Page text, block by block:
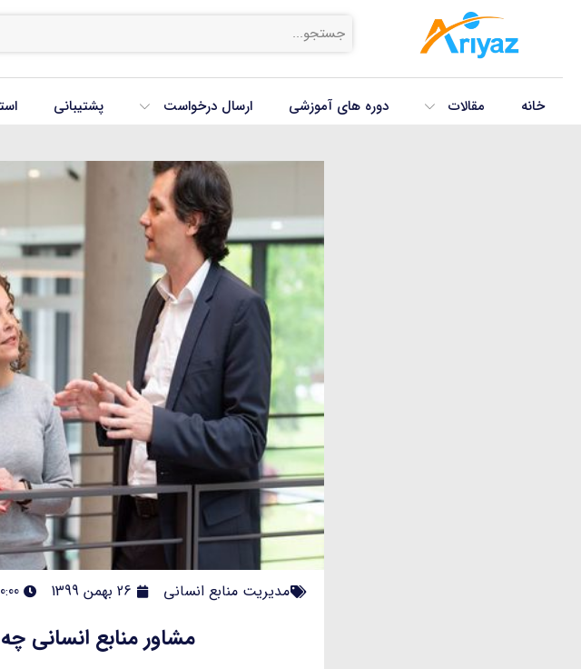
خانه مقالات دوره های آموزشی ارسال درخواست پشتیبانی
مدیریت منابع انسانی 26 بهمن 1399 10:00
مشاور منابع انسانی